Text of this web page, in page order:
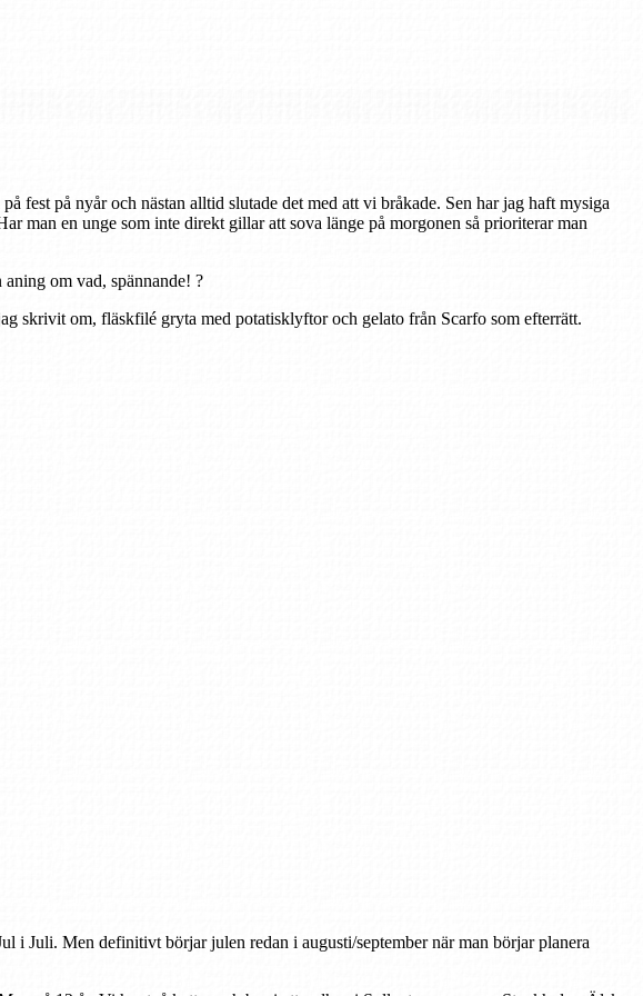
på nyår och nästan alltid slutade det med att vi bråkade. Sen har jag haft mysiga
man en unge som inte direkt gillar att sova länge på morgonen så prioriterar man
om vad, spännande! ?
skrivit om, fläskfilé gryta med potatisklyftor och gelato från Scarfo som efterrätt.
i Juli. Men definitivt börjar julen redan i augusti/september när man börjar planera